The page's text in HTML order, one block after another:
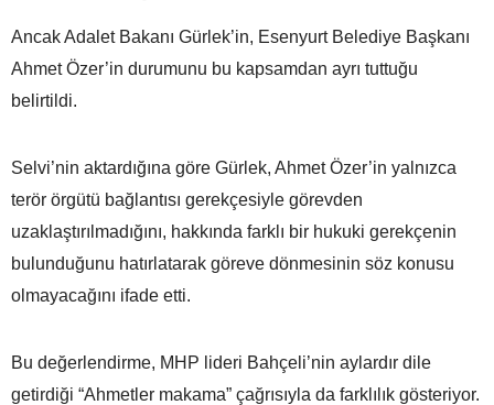
Ancak Adalet Bakanı Gürlek’in, Esenyurt Belediye Başkanı
Ahmet Özer’in durumunu bu kapsamdan ayrı tuttuğu
belirtildi.
Selvi’nin aktardığına göre Gürlek, Ahmet Özer’in yalnızca
terör örgütü bağlantısı gerekçesiyle görevden
uzaklaştırılmadığını, hakkında farklı bir hukuki gerekçenin
bulunduğunu hatırlatarak göreve dönmesinin söz konusu
olmayacağını ifade etti.
Bu değerlendirme, MHP lideri Bahçeli’nin aylardır dile
getirdiği “Ahmetler makama” çağrısıyla da farklılık gösteriyor.